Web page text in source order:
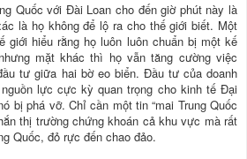
Quốc với Đài Loan cho đến giờ phút này là
là họ không để lộ ra cho thế giới biết. Một
giới hiểu rằng họ luôn luôn chuẩn bị một kế
mặt khác thì họ vẫn tăng cường việc
tư giữa hai bờ eo biển. Đầu tư của doanh
lực cực kỳ quan trọng cho kinh tế Đại
bị phá vỡ. Chỉ cần một tin “mai Trung Quốc
thị trường chứng khoán cả khu vực mà rất
Quốc, đỏ rực đến chao đảo.